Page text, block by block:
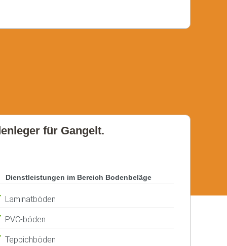
für Gangelt.
Dienstleistungen im Bereich Bodenbeläge
Laminatböden
PVC-böden
Teppichböden